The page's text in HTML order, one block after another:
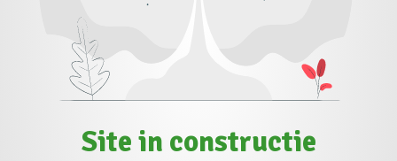
Site in constructie